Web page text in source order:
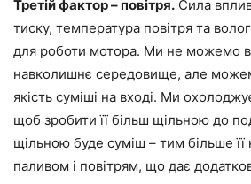
Третій фактор – повітря. Сила
тиску, температура повітря та
для роботи мотора. Ми не можемо
навколишнє середовище, але
якість суміші на вході. Ми
щоб зробити її більш щільною до
щільною буде суміш – тим більше
паливом і повітрям, що дає